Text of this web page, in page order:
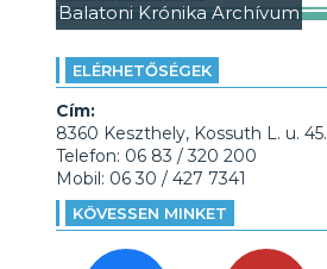
Balatoni Krónika Archívum
ELÉRHETŐSÉGEK
Cím:
8360 Keszthely, Kossuth L. u. 45.
Telefon: 06 83 / 320 200
Mobil: 06 30 / 427 7341
KÖVESSEN MINKET